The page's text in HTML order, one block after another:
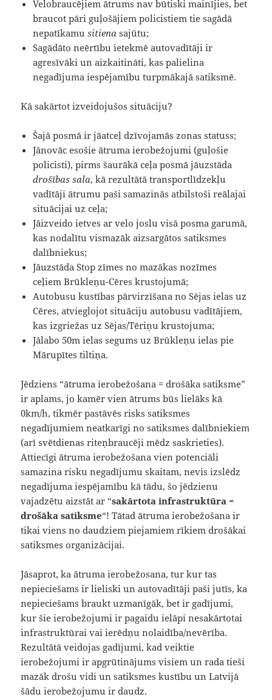
Velobraucējiem ātrums nav būtiski mainījies, bet
braucot pāri guļošājiem policistiem tie sagādā
nepatīkamusitiena sajūtu;
Sagādāto neērtību ietekmē autovadītāji ir
agresīvāki un aizkaitināti, kas palielina
negadījuma iespējamību turpmākajā satiksmē.
Kā sakārtot izveidojušos situāciju?
Šajā posmā ir jāatceļ dzīvojamās zonas statuss;
Jānovāc esošie ātruma ierobežojumi (guļošie
policisti), pirms šaurākā ceļa posmā jāuzstāda
drošības sala, kā rezultātā transportlīdzekļu
vadītāji ātrumu paši samazinās atbilstoši reālajai
situācijai uz ceļa;
Jāizveido ietves ar velo joslu visā posma garumā,
kas nodalītu vismazāk aizsargātos satiksmes
dalībniekus;
Jāuzstāda Stop zīmes no mazākas nozīmes
ceļiem Brūkleņu-Cēres krustojumā;
Autobusu kustības pārvirzīšana no Sējas ielas uz
Cēres, atvieglojot situāciju autobusu vadītājiem,
kas izgriežas uz Sējas/Tēriņu krustojuma;
Jālabo 50m ielas segums uz Brūkleņu ielas pie
Mārupītes tiltiņa.
Jēdziens “ātruma ierobežošana = drošāka satiksme”
ir aplams, jo kamēr vien ātrums būs lielāks kā
0km/h, tikmēr pastāvēs risks satiksmes
negadījumiem neatkarīgi no satiksmes dalībniekiem
(arī svētdienas riteņbraucēji mēdz saskrieties).
Attiecīgi ātruma ierobežošana vien potenciāli
samazina risku negadījumu skaitam, nevis izslēdz
negadījuma iespējamību kā tādu, šo jēdzienu
vajadzētu aizstāt ar “sakārtota infrastruktūra =
drošāka satiksme“! Tātad ātruma ierobežošana ir
tikai viens no daudziem piejamiem rīkiem drošākai
satiksmes organizācijai.
Jāsaprot, ka ātruma ierobežosana, tur kur tas
nepieciešams ir lieliski un autovadītāji paši jutīs, ka
nepieciešams braukt uzmanīgāk, bet ir gadījumi,
kur šie ierobežojumi ir pagaidu ielāpi nesakārtotai
infrastruktūrai vai ierēdņu nolaidība/nevērība.
Rezultātā veidojas gadījumi, kad veiktie
ierobežojumi ir apgrūtinājums visiem un rada tieši
mazāk drošu vidi un satiksmes kustību un Latvijā
šādu ierobežojumu ir daudz.